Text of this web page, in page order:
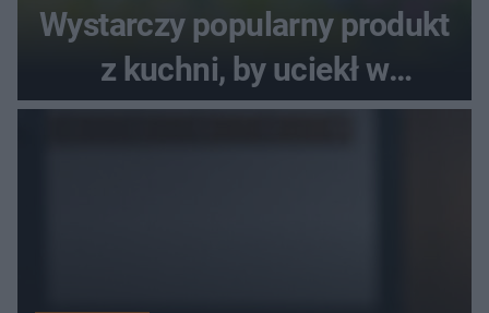
Wystarczy popularny produkt
z kuchni, by uciekł w
popłochu